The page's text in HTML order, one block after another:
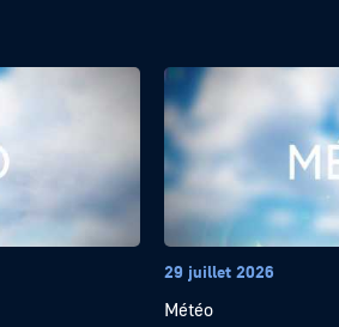
29 juillet 2026
Météo